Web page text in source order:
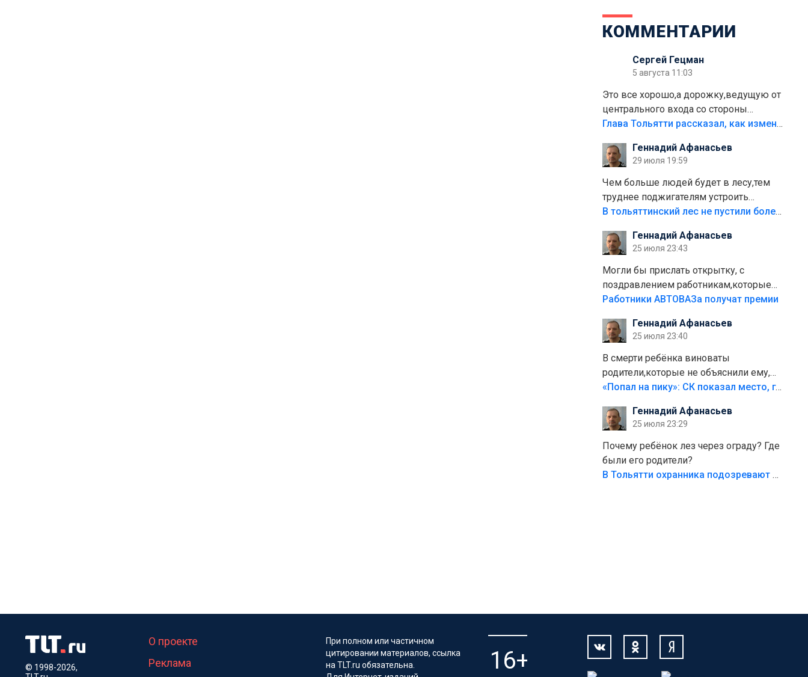
КОММЕНТАРИИ
Сергей Гецман
5 августа 11:03
Это все хорошо,а дорожку,ведущую от
центрального входа со стороны
кафе"Мираж" к аттракционам слабо
плитки не хватило,т.к.осенью и зимой
лежала в парке и испортилась.Да
еще,видимо,часть украли.
Глава Тольятти рассказал, как изменится парк Центрального района
Геннадий Афанасьев
29 июля 19:59
Чем больше людей будет в лесу,тем
труднее поджигателям устроить
пожар.Тех кто разводит костры,тех
полно стоит,почему водители всё
равно едут в лес? Штрафы мизерные.
В тольяттинский лес не пустили более тысячи автомобилей
Геннадий Афанасьев
25 июля 23:43
Могли бы прислать открытку, с
поздравлением работникам,которые
больше сорока лет отработали на
Работники АВТОВАЗа получат премии
Геннадий Афанасьев
25 июля 23:40
В смерти ребёнка виноваты
родители,которые не объяснили ему,
что такое хорошо и что такое плохо!
безумия,есть же калитка,ворота!
Жалко ребёнка,но он сам выбрал свою
судьбу.
«Попал на пику»: СК показал место, где был смертельно травмирован ребенок в Тольятти
Геннадий Афанасьев
25 июля 23:29
Почему ребёнок лез через ограду? Где
были его родители?
В Тольятти охранника подозревают в причинении смерти ребенку
© 1998-2026,
О проекте
Реклама
При полном или частичном
цитировании материалов, ссылка
на TLT.ru обязательна.